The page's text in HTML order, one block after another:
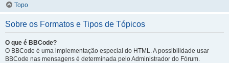
Topo
Sobre os Formatos e Tipos de Tópicos
O que é BBCode?
O BBCode é uma implementação especial do HTML. A possibilidade usar
BBCode nas mensagens é determinada pelo Administrador do Fórum.